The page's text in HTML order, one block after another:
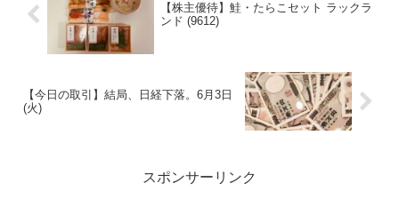
【株主優待】鮭・たらこセット ラックラ
ンド (9612)
【今日の取引】結局、日経下落。6月3日
(火)
スポンサーリンク